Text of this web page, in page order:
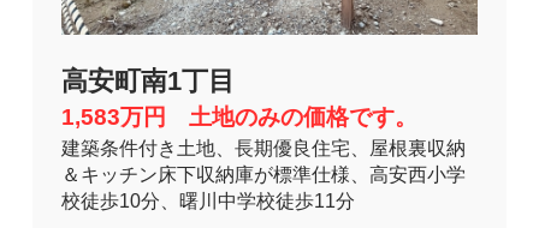
高安町南1丁目
1,583万円 土地のみの価格です。
建築条件付き土地、長期優良住宅、屋根裏収納
＆キッチン床下収納庫が標準仕様、高安西小学
校徒歩10分、曙川中学校徒歩11分